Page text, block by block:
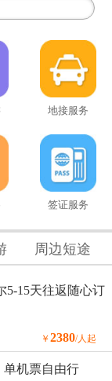
地接服务
签证服务
周边短途
5-15天往返随心订
￥ 2380/人起
单机票自由行